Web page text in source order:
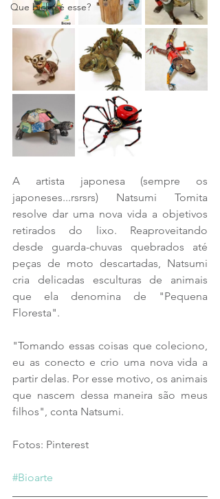
Que bicho é esse?
A artista japonesa (sempre os
japoneses...rsrsrs) Natsumi Tomita
resolve dar uma nova vida a objetivos
retirados do lixo. Reaproveitando
desde guarda-chuvas quebrados até
peças de moto descartadas, Natsumi
cria delicadas esculturas de animais
que ela denomina de "Pequena
Floresta".
"Tomando essas coisas que coleciono,
eu as conecto e crio uma nova vida a
partir delas. Por esse motivo, os animais
que nascem dessa maneira são meus
filhos", conta Natsumi.
Fotos: Pinterest
#Bioarte